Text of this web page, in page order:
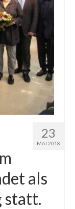
23
MAI 2018
als
statt.